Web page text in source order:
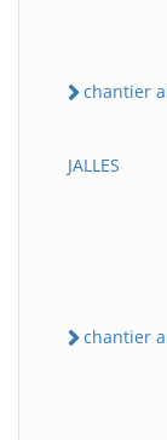
chantier
JALLES
chantier